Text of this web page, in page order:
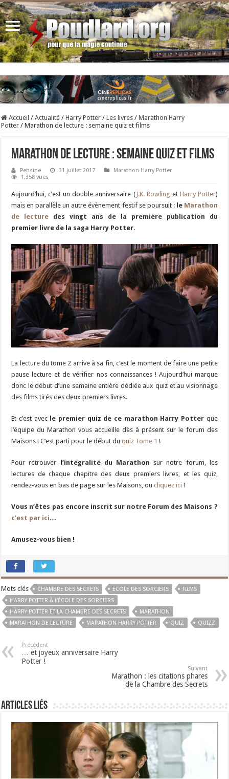
Accueil / Actualité / Harry Potter / Les livres / Marathon Harry
Potter / Marathon de lecture : semaine quiz et films
Marathon de lecture : semaine quiz et films
Pensine 31 juillet 2017
Marathon Harry Potter
1,358 vues
Aujourd’hui, c’est un double anniversaire (J.K. Rowling et Harry Potter)
mais en parallèle un autre évènement festif se poursuit : le Marathon
de lecture des vingt ans de la première publication du
premier livre de la saga Harry Potter.
La lecture du tome 2 arrive à sa fin, c’est le moment de faire une petite
pause lecture et de vérifier nos connaissances ! Aujourd’hui marque
donc le début d’une semaine entière dédiée aux quiz et au visionnage
des films tirés des deux premiers livres.
Et c’est avec le premier quiz de ce marathon Harry Potter que
l’équipe du Marathon vous accueille dès à présent sur le forum des
Maisons ! C’est parti pour le début duquiz Tome 1 !
Pour retrouver l’intégralité du Marathon sur notre forum, les
lectures de chaque chapitre des deux premiers livres, et les quiz,
rendez-vous en bas de page sur les Maisons, oucliquez ici !
Vous n’êtes pas encore inscrit sur notre Forum des Maisons ?
c’est par ici…
Amusez-vous bien !
Mots clés CHAMBRE DES SECRETS ECOLE DES SORCIERS
FILMS
HARRY POTTER À L'ÉCOLE DES SORCIERS
HARRY POTTER ET LA CHAMBRE DES SECRETS
MARATHON
MARATHON DE LECTURE
MARATHON HARRY POTTER QUIZ QUIZZ
Précédent
… et joyeux anniversaire Harry
Potter !
Suivant
Marathon : les citations phares
de la Chambre des Secrets
Articles liés